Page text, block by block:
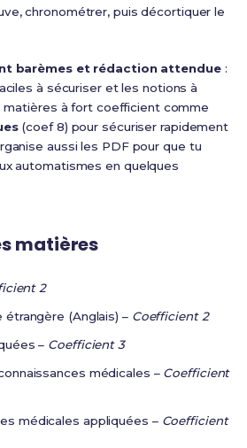
chronométrer, puis décortiquer le
barèmes et rédaction attendue:
à sécuriser et les notions à
matières à fort coefficient comme
(coef 8) pour sécuriser rapidement
aussi les PDF pour que tu
automatismes en quelques
matières
2
étrangère (Anglais) – Coefficient 2
– Coefficient 3
médicales – Coefficient
médicales appliquées – Coefficient